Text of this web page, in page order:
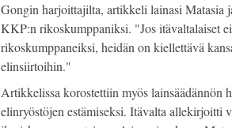
Gongin harjoittajilta, artikkeli lainasi Matasia
KKP:n rikoskumppaniksi. "Jos itävaltalaiset
rikoskumppaneiksi, heidän on kiellettävä
elinsiirtoihin."
Artikkelissa korostettiin myös lainsäädännön
elinryöstöjen estämiseksi. Itävalta allekirjoitti